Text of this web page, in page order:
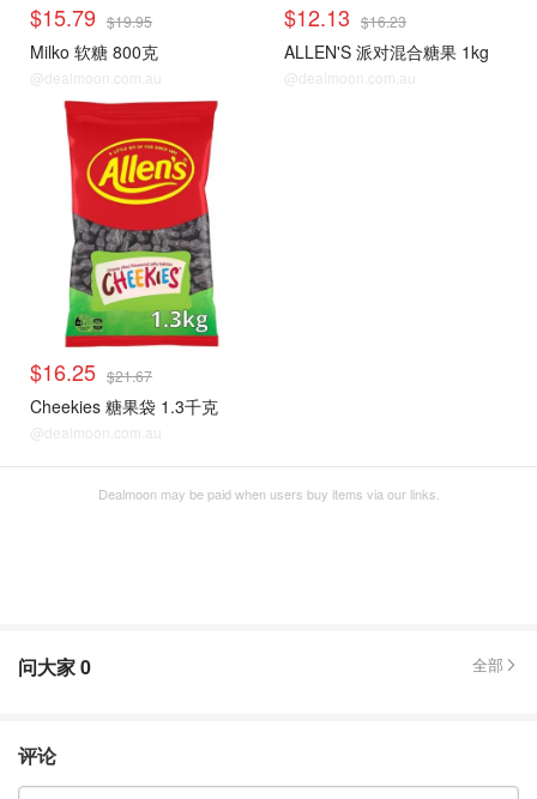
$15.79 $19.95
Milko 软糖 800克
@dealmoon.com.au
$12.13 $16.23
ALLEN'S 派对混合糖果 1kg
@dealmoon.com.au
$16.25 $21.67
Cheekies 糖果袋 1.3千克
@dealmoon.com.au
Dealmoon may be paid when users buy items via our links.
问大家0 全部
评论